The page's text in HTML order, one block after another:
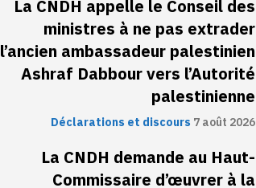
La CNDH appelle le Conseil des
ministres à ne pas extrader
l’ancien ambassadeur palestinien
Ashraf Dabbour vers l’Autorité
palestinienne
Déclarations et discours 7 août 2026
La CNDH demande au Haut-
Commissaire d’œuvrer à la